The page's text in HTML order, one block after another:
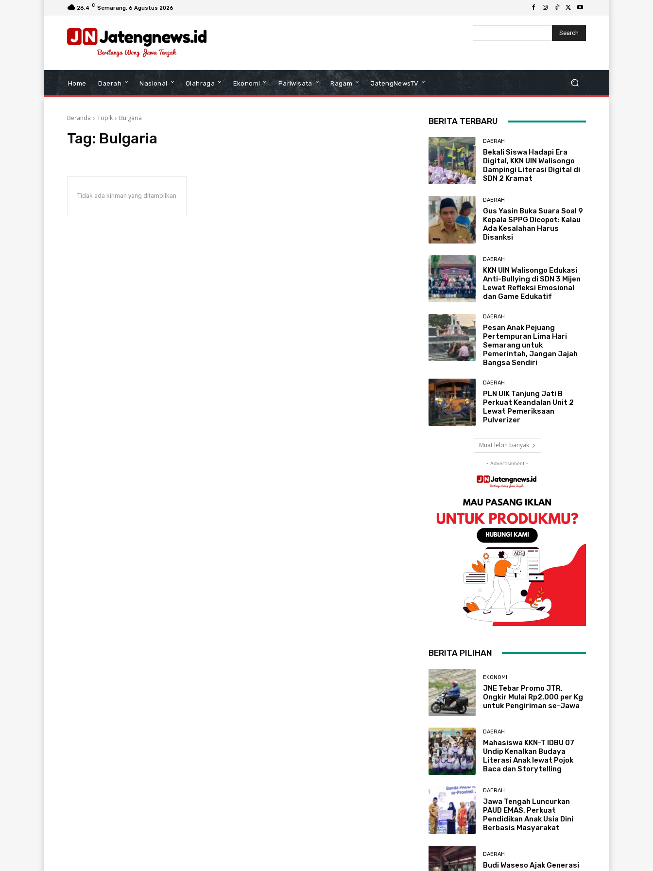
26.4 C Semarang, 6 Agustus 2026
Search
Home Daerah Nasional Olahraga Ekonomi Pariwisata Ragam JatengNewsTV
Beranda Topik Bulgaria
Tag: Bulgaria
Tidak ada kiriman yang ditampilkan
BERITA TERBARU
DAERAH
Bekali Siswa Hadapi Era
Digital, KKN UIN Walisongo
Dampingi Literasi Digital di
SDN 2 Kramat
DAERAH
Gus Yasin Buka Suara Soal 9
Kepala SPPG Dicopot: Kalau
Ada Kesalahan Harus
Disanksi
DAERAH
KKN UIN Walisongo Edukasi
Anti-Bullying di SDN 3 Mijen
Lewat Refleksi Emosional
dan Game Edukatif
DAERAH
Pesan Anak Pejuang
Pertempuran Lima Hari
Semarang untuk
Pemerintah, Jangan Jajah
Bangsa Sendiri
DAERAH
PLN UIK Tanjung Jati B
Perkuat Keandalan Unit 2
Lewat Pemeriksaan
Pulverizer
Muat lebih banyak
- Advertisement -
BERITA PILIHAN
EKONOMI
JNE Tebar Promo JTR,
Ongkir Mulai Rp2.000 per Kg
untuk Pengiriman se-Jawa
DAERAH
Mahasiswa KKN-T IDBU 07
Undip Kenalkan Budaya
Literasi Anak lewat Pojok
Baca dan Storytelling
DAERAH
Jawa Tengah Luncurkan
PAUD EMAS, Perkuat
Pendidikan Anak Usia Dini
Berbasis Masyarakat
DAERAH
Budi Waseso Ajak Generasi